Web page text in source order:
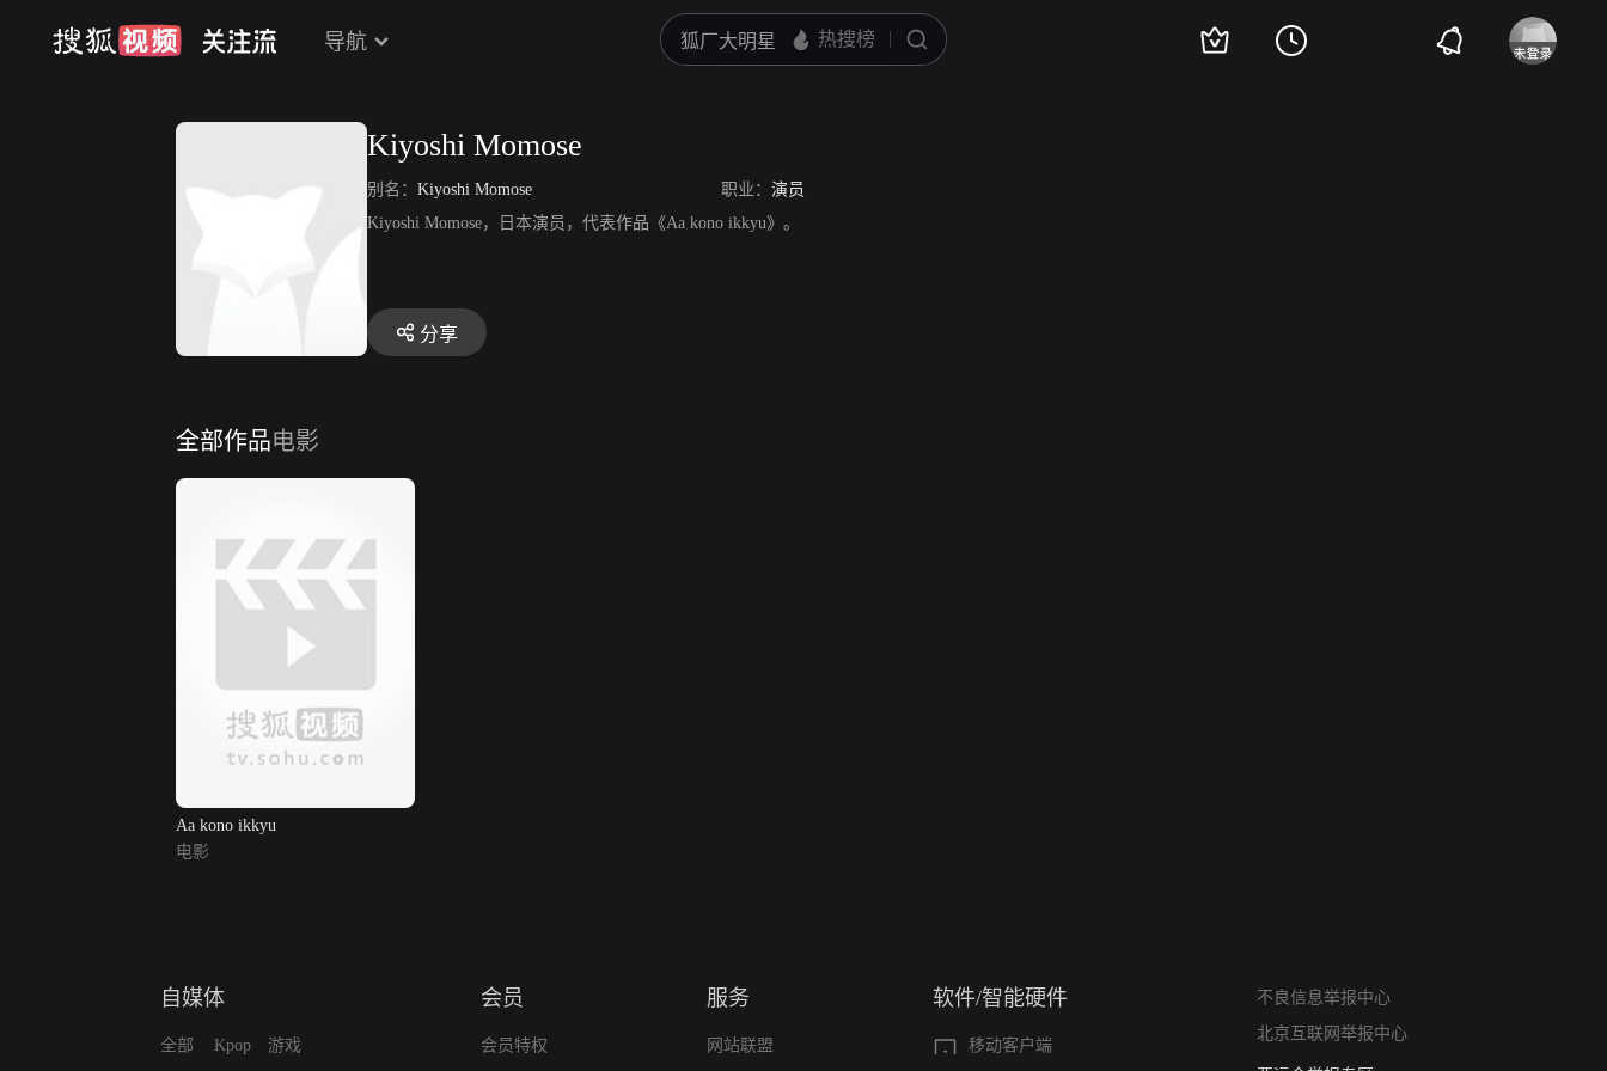
导航
Kiyoshi Momose
别名： Kiyoshi Momose 职业： 演员
Kiyoshi Momose，日本演员，代表作品《Aa kono ikkyu》。
分享
全部作品电影
Aa kono ikkyu
电影
自媒体
全部 Kpop 游戏
会员
会员特权
服务
网站联盟
软件/智能硬件
移动客户端
不良信息举报中心
北京互联网举报中心
算法推荐专项举报